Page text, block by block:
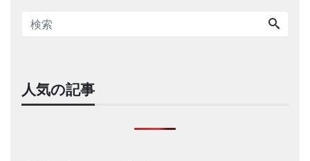
人気の記事